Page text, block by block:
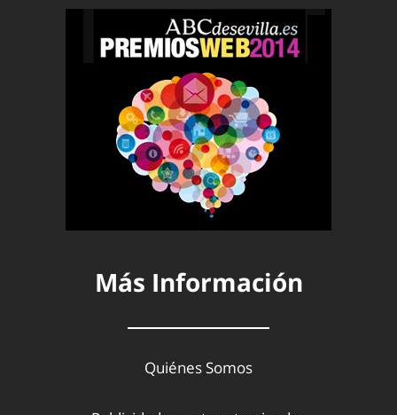
Más Información
Quiénes Somos